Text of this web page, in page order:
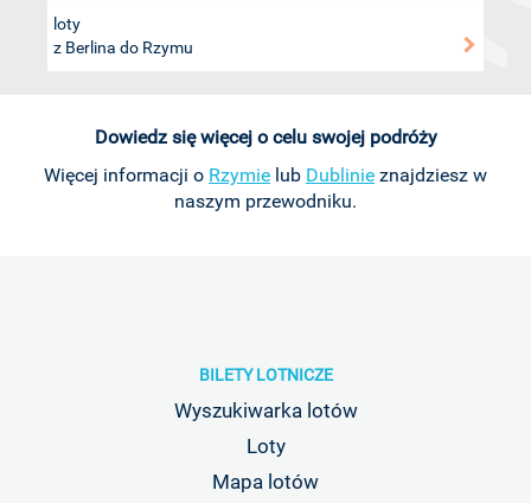
loty
z Berlina do Rzymu
Dowiedz się więcej o celu swojej podróży
Więcej informacji o Rzymie lub Dublinie znajdziesz w
naszym przewodniku.
BILETY LOTNICZE
Wyszukiwarka lotów
Loty
Mapa lotów